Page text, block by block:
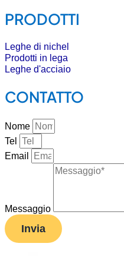
PRODOTTI
Leghe di nichel
Prodotti in lega
Leghe d'acciaio
CONTATTO
Nome
Tel
Email
Messaggio
Invia